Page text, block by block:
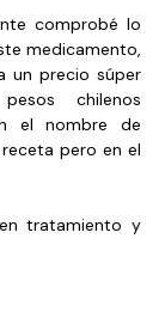
comprobé lo
medicamento,
un precio súper
chilenos
el nombre de
pero en el
tratamiento y